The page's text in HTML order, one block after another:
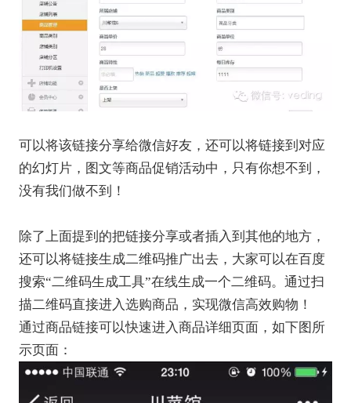
可以将该链接分享给微信好友，还可以将链接到对应
的幻灯片，图文等商品促销活动中，只有你想不到，
没有我们做不到！
除了上面提到的把链接分享或者插入到其他的地方，
还可以将链接生成二维码推广出去，大家可以在百度
搜索“二维码生成工具”在线生成一个二维码。通过扫
描二维码直接进入选购商品，实现微信高效购物！
通过商品链接可以快速进入商品详细页面，如下图所
示页面：